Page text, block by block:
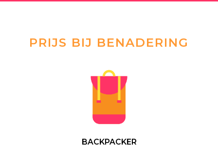
PRIJS BIJ BENADERING
BACKPACKER